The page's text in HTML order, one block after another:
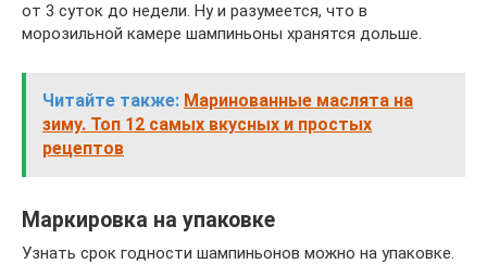
от 3 суток до недели. Ну и разумеется, что в
морозильной камере шампиньоны хранятся дольше.
Читайте также: Маринованные маслята на
зиму. Топ 12 самых вкусных и простых
рецептов
Маркировка на упаковке
Узнать срок годности шампиньонов можно на упаковке.